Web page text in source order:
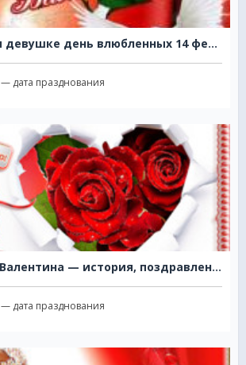
Поздравления девушке день влюбленных 14 февраля
— дата празднования
День святого Валентина — история, поздравления
— дата празднования